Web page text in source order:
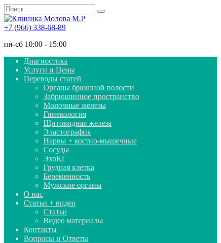
Перейти
к
содержанию
Search
for:
+7 (966) 338-68-89
пн-сб 10:00 - 15:00
Диагностика
Услуги и Цены
Переводы статей
Органы брюшной полости
Забрюшинное пространство
Молочные железы
Гинекология
Щитовидная железа
Эластография
Нервы + костно-мышечные
Сосуды
ЭхоКГ
Грудная клетка
Беременность
Мужские органы
О нас
Статьи + видео
Статьи
Видео материалы
Контакты
Вопросы и Ответы